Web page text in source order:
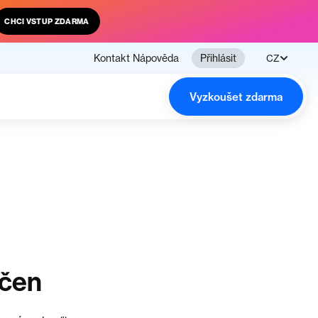
CHCI VSTUP ZDARMA
Kontakt Nápověda Přihlásit CZ
Vyzkoušet zdarma